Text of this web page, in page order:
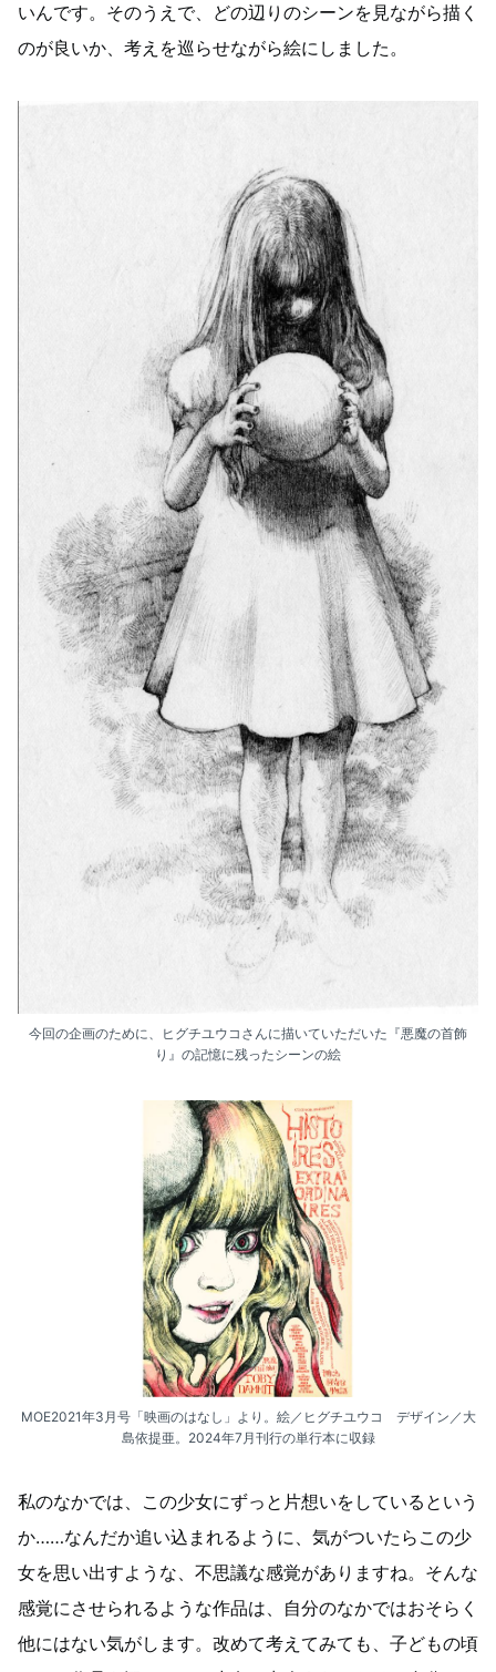
いんです。そのうえで、どの辺りのシーンを見ながら描く
のが良いか、考えを巡らせながら絵にしました。
今回の企画のために、ヒグチユウコさんに描いていただいた『悪魔の首飾
り』の記憶に残ったシーンの絵
MOE2021年3月号「映画のはなし」より。絵／ヒグチユウコ デザイン／大
島依提亜。2024年7月刊行の単行本に収録
私のなかでは、この少女にずっと片想いをしているという
か……なんだか追い込まれるように、気がついたらこの少
女を思い出すような、不思議な感覚がありますね。そんな
感覚にさせられるような作品は、自分のなかではおそらく
他にはない気がします。改めて考えてみても、子どもの頃